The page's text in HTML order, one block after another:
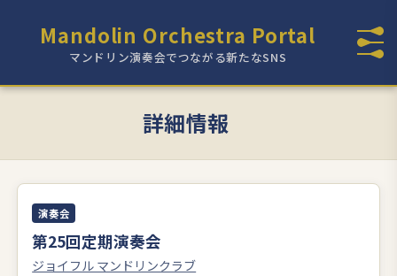
Mandolin Orchestra Portal
マンドリン演奏会でつながる新たなSNS
詳細情報
演奏会
第25回定期演奏会
ジョイフル マンドリンクラブ